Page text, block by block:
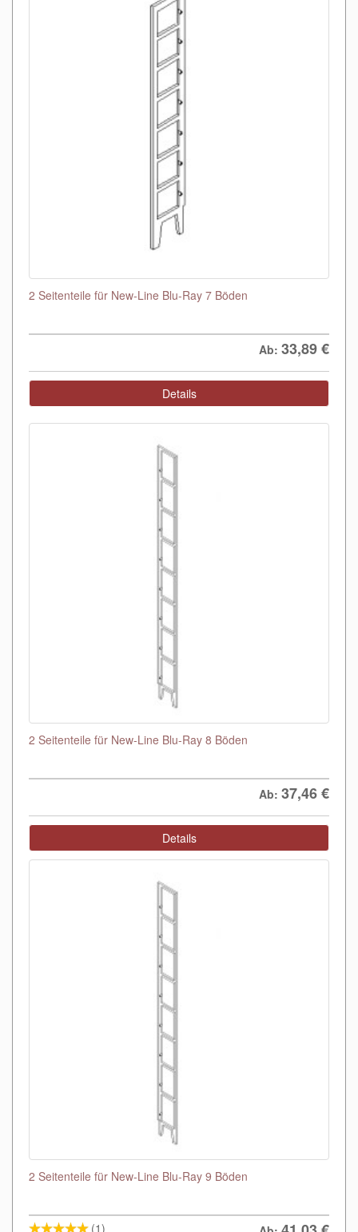
2 Seitenteile für New-Line Blu-Ray 7 Böden
Ab: 33,89€
Details
2 Seitenteile für New-Line Blu-Ray 8 Böden
Ab: 37,46€
Details
2 Seitenteile für New-Line Blu-Ray 9 Böden
(1)